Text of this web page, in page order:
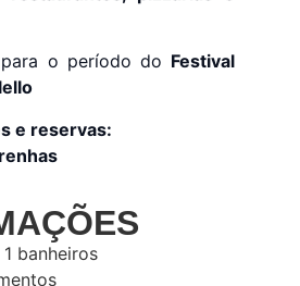
o período do Festival
e reservas:
1 banheiros